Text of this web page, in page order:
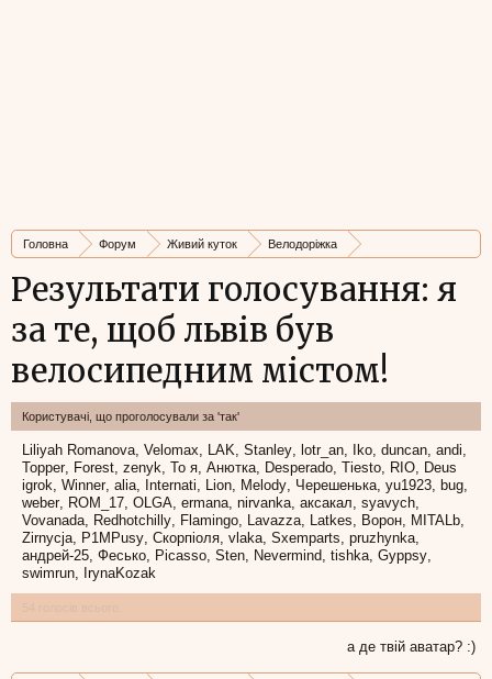
Головна Форум Живий куток
Велодоріжка
Результати голосування: я
за те, щоб львів був
велосипедним містом!
Користувачі, що проголосували за 'так'
Liliyah Romanova Velomax LAK Stanley lotr_an Iko duncan andi
Topper
Forest zenyk То я Анютка Desperado Tiesto RIO
Deus
igrok Winner alia Internati Lion Melody Черешенька yu1923
bug
weber
ROM_17 OLGA ermana nirvanka аксакал syavych
Vovanada
Redhotchilly Flamingo Lavazza Latkes Ворон
MITALb
Zirnycja
P1MPusy Скорпіоля vlaka Sxemparts pruzhynka
андрей-25 Фесько Picasso Sten Nevermind tishka Gyppsy
swimrun
IrynaKozak
а де твій аватар? :)